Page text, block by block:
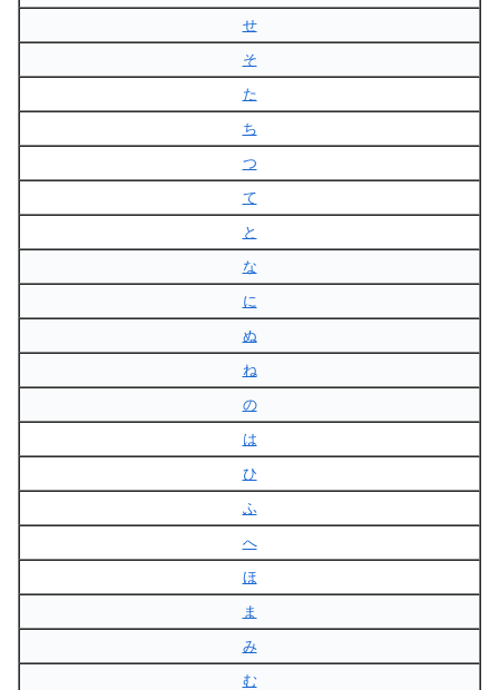
せ
そ
た
ち
つ
て
と
な
に
ぬ
ね
の
は
ひ
ふ
へ
ほ
ま
み
む